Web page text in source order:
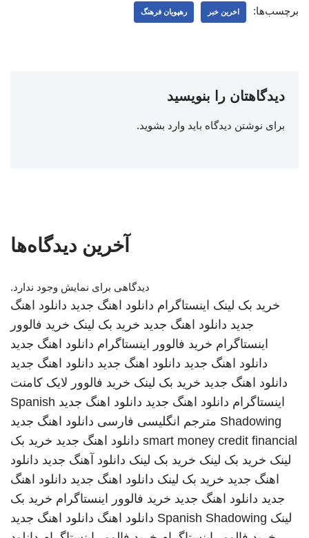
برچسب‌ها: اخرین خبر رهپویان فرهنگ
دیدگاهتان را بنویسید
برای نوشتن دیدگاه باید وارد بشوید.
آخرین دیدگاه‌ها
دیدگاهی برای نمایش وجود ندارد.
خرید بک لینک اینستاگرام دانلود اهنگ جدید دانلود اهنگ
جدید دانلود اهنگ جدید خرید بک لینک خرید فالوور
اینستاگرام خرید فالوور اینستاگرام دانلود اهنگ جدید
دانلود اهنگ جدید دانلود اهنگ جدید دانلود اهنگ جدید
دانلود اهنگ جدید خرید بک لینک خرید فالوور لایک کامنت
اینستاگرام دانلود اهنگ جدید دانلود اهنگ جدید Spanish
Shadowing مترجم انگلیسی فارسی دانلود اهنگ جدید
smart money credit financial دانلود اهنگ جدید خرید بک
لینک خرید بک لینک خرید بک لینک دانلود آهنگ جدید دانلود
اهنگ جدید خرید بک لینک دانلود اهنگ جدید دانلود اهنگ
جدید دانلود اهنگ جدید خرید فالوور اینستاگرام خرید بک
لینک Spanish Shadowing دانلود اهنگ دانلود اهنگ جدید